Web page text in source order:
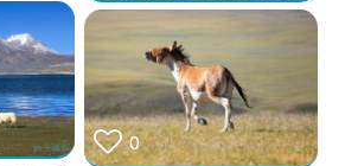
0